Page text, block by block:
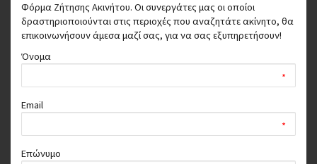
Φόρμα Ζήτησης Ακινήτου. Οι συνεργάτες μας οι οποίοι
δραστηριοποιούνται στις περιοχές που αναζητάτε ακίνητο, θα
επικοινωνήσουν άμεσα μαζί σας, για να σας εξυπηρετήσουν!
Όνομα
*
Email
*
Επώνυμο